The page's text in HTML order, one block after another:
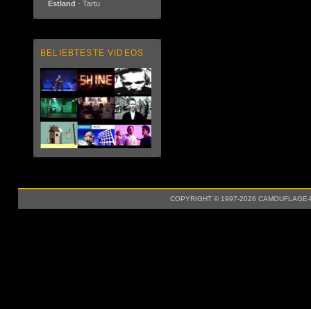
Estland - Tartu
BELIEBTESTE VIDEOS
COPYRIGHT © 1997-2026 CAMOUFLAGE-